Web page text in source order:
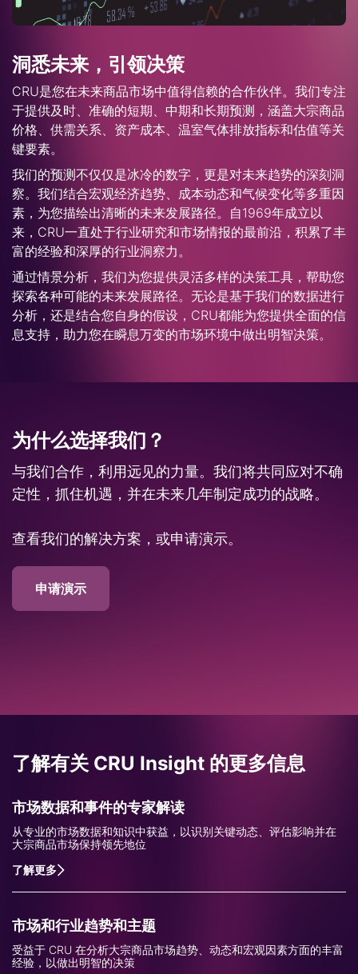
洞悉未来，引领决策
CRU是您在未来商品市场中值得信赖的合作伙伴。我们专注
于提供及时、准确的短期、中期和长期预测，涵盖大宗商品
价格、供需关系、资产成本、温室气体排放指标和估值等关
键要素。
我们的预测不仅仅是冰冷的数字，更是对未来趋势的深刻洞
察。我们结合宏观经济趋势、成本动态和气候变化等多重因
素，为您描绘出清晰的未来发展路径。自1969年成立以
来，CRU一直处于行业研究和市场情报的最前沿，积累了丰
富的经验和深厚的行业洞察力。
通过情景分析，我们为您提供灵活多样的决策工具，帮助您
探索各种可能的未来发展路径。无论是基于我们的数据进行
分析，还是结合您自身的假设，CRU都能为您提供全面的信
息支持，助力您在瞬息万变的市场环境中做出明智决策。
为什么选择我们？
与我们合作，利用远见的力量。我们将共同应对不确
定性，抓住机遇，并在未来几年制定成功的战略。
查看我们的解决方案，或申请演示。
申请演示
了解有关 CRU Insight 的更多信息
市场数据和事件的专家解读
从专业的市场数据和知识中获益，以识别关键动态、评估影响并在
大宗商品市场保持领先地位
了解更多
市场和行业趋势和主题
受益于 CRU 在分析大宗商品市场趋势、动态和宏观因素方面的丰富
经验，以做出明智的决策